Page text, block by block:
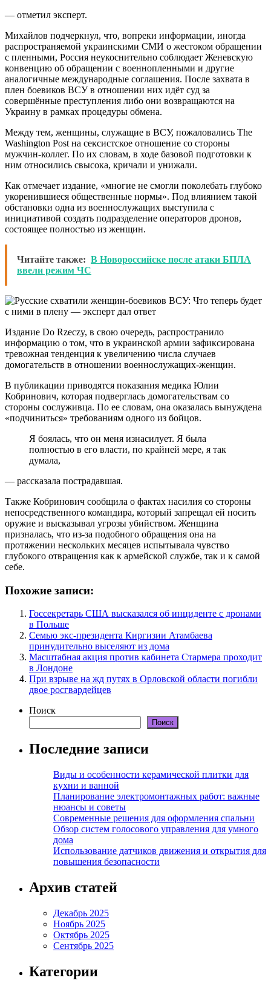
— отметил эксперт.
Михайлов подчеркнул, что, вопреки информации, иногда
распространяемой украинскими СМИ о жестоком обращении
с пленными, Россия неукоснительно соблюдает Женевскую
конвенцию об обращении с военнопленными и другие
аналогичные международные соглашения. После захвата в
плен боевиков ВСУ в отношении них идёт суд за
совершённые преступления либо они возвращаются на
Украину в рамках процедуры обмена.
Между тем, женщины, служащие в ВСУ, пожаловались The
Washington Post на сексистское отношение со стороны
мужчин-коллег. По их словам, в ходе базовой подготовки к
ним относились свысока, кричали и унижали.
Как отмечает издание, «многие не смогли поколебать глубоко
укоренившиеся общественные нормы». Под влиянием такой
обстановки одна из военнослужащих выступила с
инициативой создать подразделение операторов дронов,
состоящее полностью из женщин.
Читайте также: В Новороссийске после атаки БПЛА
ввели режим ЧС
Издание Do Rzeczy, в свою очередь, распространило
информацию о том, что в украинской армии зафиксирована
тревожная тенденция к увеличению числа случаев
домогательств в отношении военнослужащих-женщин.
В публикации приводятся показания медика Юлии
Кобринович, которая подверглась домогательствам со
стороны сослуживца. По ее словам, она оказалась вынуждена
«подчиниться» требованиям одного из бойцов.
Я боялась, что он меня изнасилует. Я была
полностью в его власти, по крайней мере, я так
думала,
— рассказала пострадавшая.
Также Кобринович сообщила о фактах насилия со стороны
непосредственного командира, который запрещал ей носить
оружие и высказывал угрозы убийством. Женщина
призналась, что из-за подобного обращения она на
протяжении нескольких месяцев испытывала чувство
глубокого отвращения как к армейской службе, так и к самой
себе.
Похожие записи:
Госсекретарь США высказался об инциденте с дронами
в Польше
Семью экс-президента Киргизии Атамбаева
принудительно выселяют из дома
Масштабная акция против кабинета Стармера проходит
в Лондоне
При взрыве на жд путях в Орловской области погибли
двое росгвардейцев
Поиск
Поиск
Последние записи
Виды и особенности керамической плитки для
кухни и ванной
Планирование электромонтажных работ: важные
нюансы и советы
Современные решения для оформления спальни
Обзор систем голосового управления для умного
дома
Использование датчиков движения и открытия для
повышения безопасности
Архив статей
Декабрь 2025
Ноябрь 2025
Октябрь 2025
Сентябрь 2025
Категории